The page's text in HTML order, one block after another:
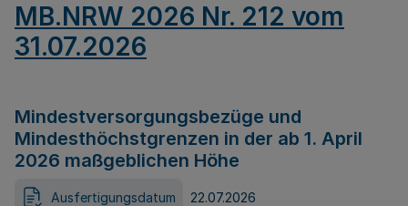
MB.NRW 2026 Nr. 212 vom
31.07.2026
Mindestversorgungsbezüge und
Mindesthöchstgrenzen in der ab 1. April
2026 maßgeblichen Höhe
Ausfertigungsdatum 22.07.2026